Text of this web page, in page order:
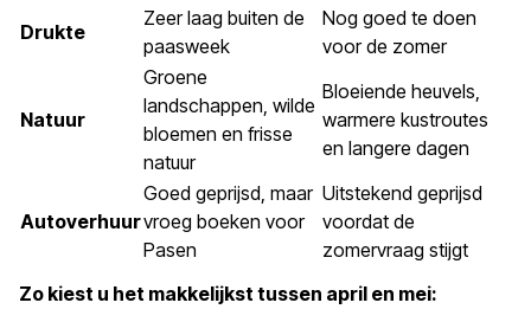
Drukte
Zeer laag buiten de
paasweek
Nog goed te doen
voor de zomer
Natuur
Groene
landschappen, wilde
bloemen en frisse
natuur
Bloeiende heuvels,
warmere kustroutes
en langere dagen
Autoverhuur
Goed geprijsd, maar
vroeg boeken voor
Pasen
Uitstekend geprijsd
voordat de
zomervraag stijgt
Zo kiest u het makkelijkst tussen april en mei: